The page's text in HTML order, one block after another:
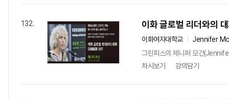
132. 이화 글로벌 리더와의
이화여자대학교
Jennifer
그린피스의 제니퍼 모건
차시보기
강의담기